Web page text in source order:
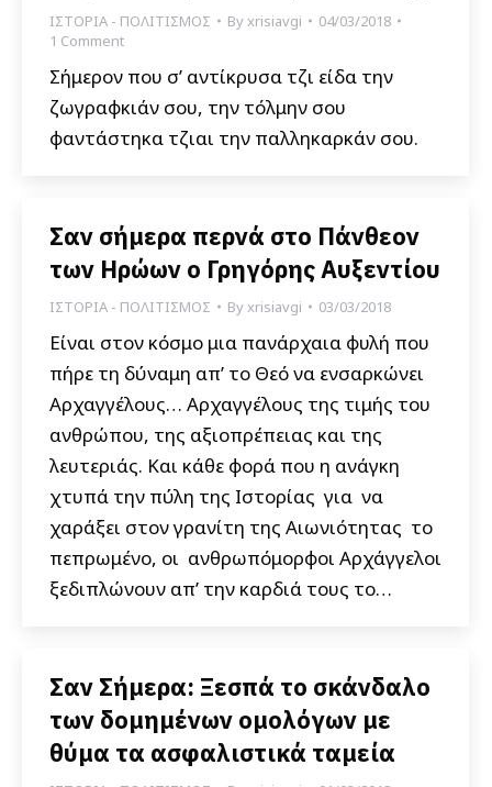
ΙΣΤΟΡΙΑ - ΠΟΛΙΤΙΣΜΟΣ Byxrisiavgi
04/03/2018
1 Comment
Σήμερον που σ’ αντίκρυσα τζι είδα την
ζωγραφκιάν σου, την τόλμην σου
φαντάστηκα τζιαι την παλληκαρκάν σου.
Σαν σήμερα περνά στο Πάνθεον
των Ηρώων ο Γρηγόρης Αυξεντίου
ΙΣΤΟΡΙΑ - ΠΟΛΙΤΙΣΜΟΣ Byxrisiavgi 03/03/2018
Είναι στον κόσμο μια πανάρχαια φυλή που
πήρε τη δύναμη απ’ το Θεό να ενσαρκώνει
Αρχαγγέλους… Αρχαγγέλους της τιμής του
ανθρώπου, της αξιοπρέπειας και της
λευτεριάς. Και κάθε φορά που η ανάγκη
χτυπά την πύλη της Ιστορίας για να
χαράξει στον γρανίτη της Αιωνιότητας το
πεπρωμένο, οι ανθρωπόμορφοι Αρχάγγελοι
ξεδιπλώνουν απ’ την καρδιά τους το…
Σαν Σήμερα: Ξεσπά το σκάνδαλο
των δομημένων ομολόγων με
θύμα τα ασφαλιστικά ταμεία